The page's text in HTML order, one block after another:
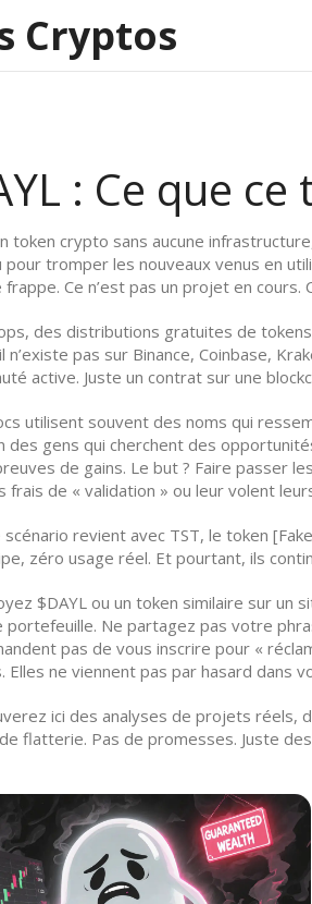
Cryptos
: Ce que
token crypto sans aucune
pour tromper les nouveaux venus en
Ce n’est pas un projet en cours.
, des distributions gratuites de
n’existe pas sur Binance, Coinbase,
active. Juste un contrat sur une
utilisent souvent des noms qui
des gens qui cherchent des
de gains. Le but ? Faire passer
frais de « validation » ou leur volent
scénario revient avec TST, le token
zéro usage réel. Et pourtant, ils
$DAYL ou un token similaire sur
Ne partagez pas votre
pas de vous inscrire pour «
Elles ne viennent pas par hasard dans
ici des analyses de projets
flatterie. Pas de promesses. Juste